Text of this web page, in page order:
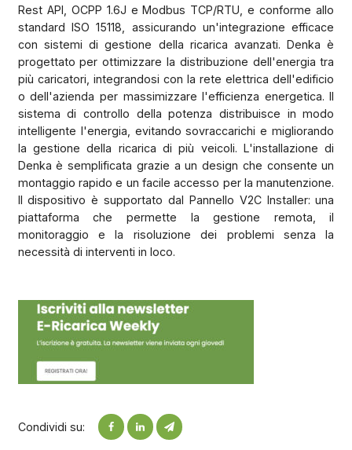
Rest API, OCPP 1.6J e Modbus TCP/RTU, e conforme allo
standard ISO 15118, assicurando un'integrazione efficace
con sistemi di gestione della ricarica avanzati. Denka è
progettato per ottimizzare la distribuzione dell'energia tra
più caricatori, integrandosi con la rete elettrica dell'edificio
o dell'azienda per massimizzare l'efficienza energetica. Il
sistema di controllo della potenza distribuisce in modo
intelligente l'energia, evitando sovraccarichi e migliorando
la gestione della ricarica di più veicoli. L'installazione di
Denka è semplificata grazie a un design che consente un
montaggio rapido e un facile accesso per la manutenzione.
Il dispositivo è supportato dal Pannello V2C Installer: una
piattaforma che permette la gestione remota, il
monitoraggio e la risoluzione dei problemi senza la
necessità di interventi in loco.
Condividi su: